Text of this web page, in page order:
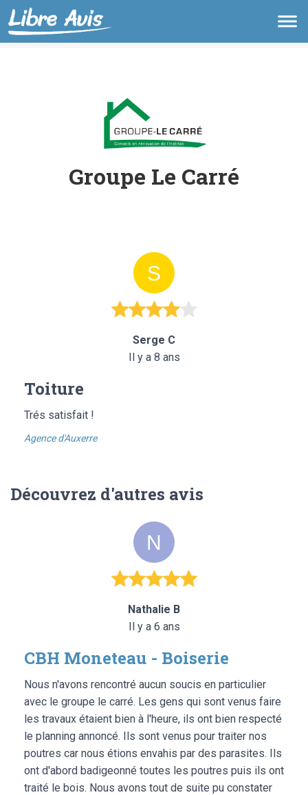
Groupe Le Carré
Serge C
Il y a 8 ans
Toiture
Trés satisfait !
Agence d'Auxerre
Découvrez d'autres avis
Nathalie B
Il y a 6 ans
CBH Moneteau - Boiserie
Nous n'avons rencontré aucun soucis en particulier
avec le groupe le carré. Les gens qui sont venus faire
les travaux étaient bien à l'heure, ils ont bien respecté
le planning annoncé. Ils sont venus pour traiter nos
poutres car nous étions envahis par des parasites. Ils
ont d'abord badigeonné toutes les poutres puis ils ont
traité le bois. Nous avons tout de suite pu constater